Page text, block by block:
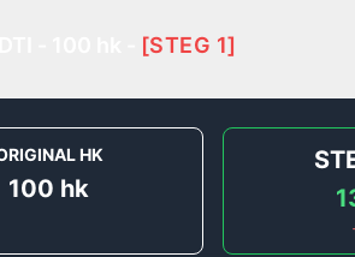
- 100 hk [STEG 1]
HK
100 hk